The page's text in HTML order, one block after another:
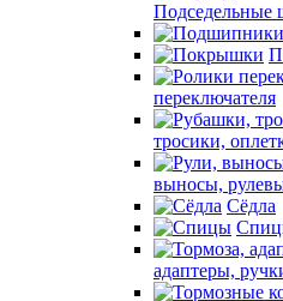
переключателя
тросики,
выносы,
Сёдла
адаптеры,